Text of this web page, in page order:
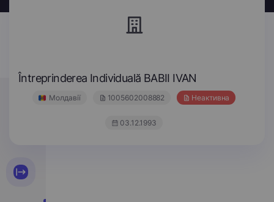
Întreprinderea Individuală BABII IVAN
Молдавії 1005602008882 Неактивна
03.12.1993